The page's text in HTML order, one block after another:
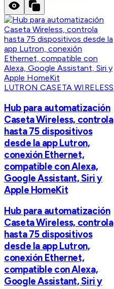
LUTRON CASETA WIRELESS
Hub para automatización
Caseta Wireless, controla
hasta 75 dispositivos
desde la app Lutron,
conexión Ethernet,
compatible con Alexa,
Google Assistant, Siri y
Apple HomeKit
Hub para automatización
Caseta Wireless, controla
hasta 75 dispositivos
desde la app Lutron,
conexión Ethernet,
compatible con Alexa,
Google Assistant, Siri y